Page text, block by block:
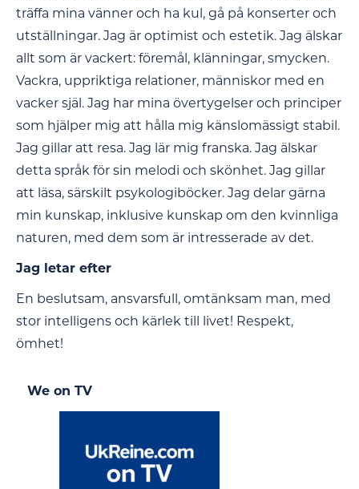
träffa mina vänner och ha kul, gå på konserter och
utställningar. Jag är optimist och estetik. Jag älskar
allt som är vackert: föremål, klänningar, smycken.
Vackra, uppriktiga relationer, människor med en
vacker själ. Jag har mina övertygelser och principer
som hjälper mig att hålla mig känslomässigt stabil.
Jag gillar att resa. Jag lär mig franska. Jag älskar
detta språk för sin melodi och skönhet. Jag gillar
att läsa, särskilt psykologiböcker. Jag delar gärna
min kunskap, inklusive kunskap om den kvinnliga
naturen, med dem som är intresserade av det.
Jag letar efter
En beslutsam, ansvarsfull, omtänksam man, med
stor intelligens och kärlek till livet! Respekt,
ömhet!
We on TV